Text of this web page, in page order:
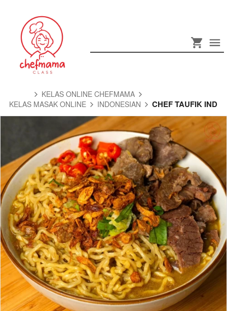
KELAS ONLINE CHEFMAMA
KELAS MASAK ONLINE
INDONESIAN CHEF TAUFIK IND